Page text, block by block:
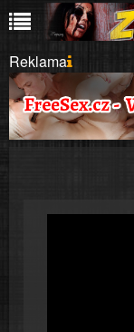
Reklama